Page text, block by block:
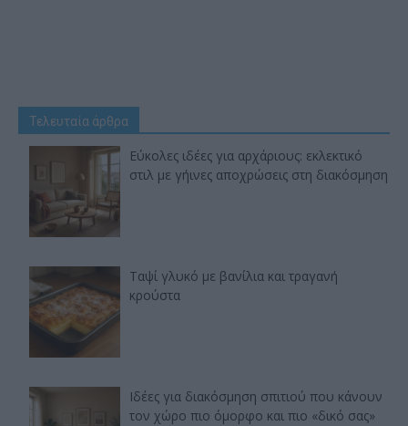
Τελευταία άρθρα
Εύκολες ιδέες για αρχάριους: εκλεκτικό
στιλ με γήινες αποχρώσεις στη διακόσμηση
Ταψί γλυκό με βανίλια και τραγανή
κρούστα
Ιδέες για διακόσμηση σπιτιού που κάνουν
τον χώρο πιο όμορφο και πιο «δικό σας»